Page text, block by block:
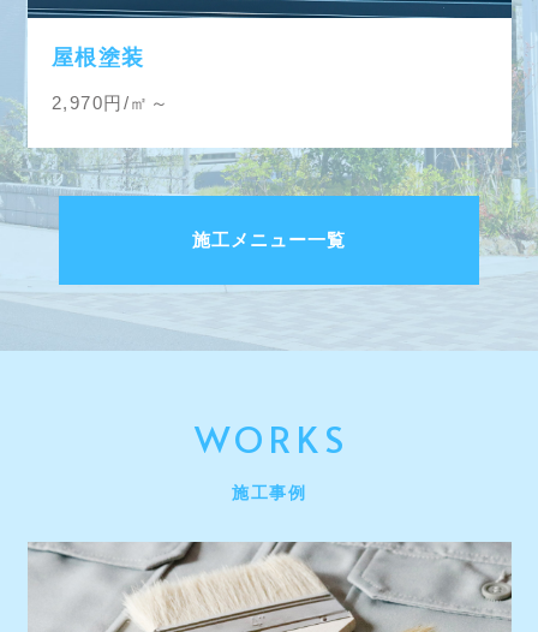
屋根塗装
2,970円/㎡ ～
施工メニュー一覧
WORKS
施工事例